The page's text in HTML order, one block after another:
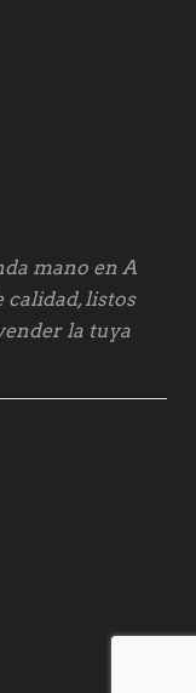
mano en A
calidad, listos
la tuya